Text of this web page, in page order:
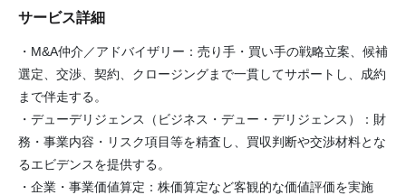
サービス詳細
・M&A仲介／アドバイザリー：売り手・買い手の戦略立案、候補
選定、交渉、契約、クロージングまで一貫してサポートし、成約
まで伴走する。
・デューデリジェンス（ビジネス・デュー・デリジェンス）：財
務・事業内容・リスク項目等を精査し、買収判断や交渉材料とな
るエビデンスを提供する。
・企業・事業価値算定：株価算定など客観的な価値評価を実施